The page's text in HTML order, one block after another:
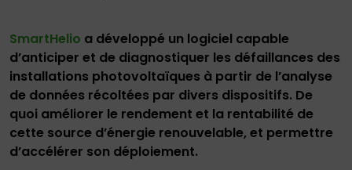
SmartHelio a développé un logiciel capable
d’anticiper et de diagnostiquer les défaillances des
installations photovoltaïques à partir de l’analyse
de données récoltées par divers dispositifs. De
quoi améliorer le rendement et la rentabilité de
cette source d’énergie renouvelable, et permettre
d’accélérer son déploiement.